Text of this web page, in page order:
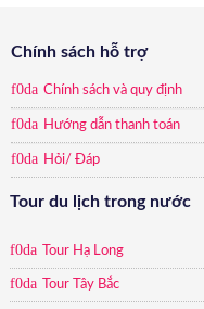
Chính sách hỗ trợ
Chính sách và quy định
Hướng dẫn thanh toán
Hỏi/ Đáp
Tour du lịch trong nước
Tour Hạ Long
Tour Tây Bắc